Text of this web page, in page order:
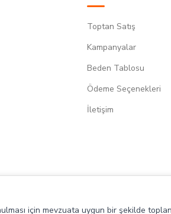
Toptan Satış
Kampanyalar
Beden Tablosu
Ödeme Seçenekleri
İletişim
için mevzuata uygun bir şekilde